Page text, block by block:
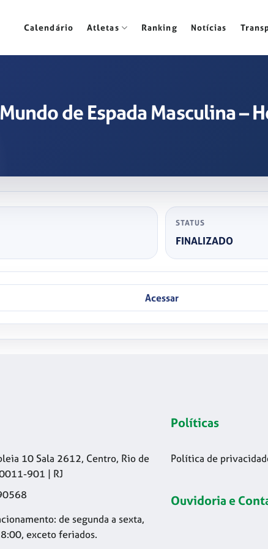
Calendário Atletas Ranking Notícias
de Espada Masculina –
STATUS
FINALIZADO
Acessar
10 Sala 2612, Centro, Rio de
901 | RJ
de segunda a sexta,
exceto feriados.
Políticas
Política de
Ouvidoria e